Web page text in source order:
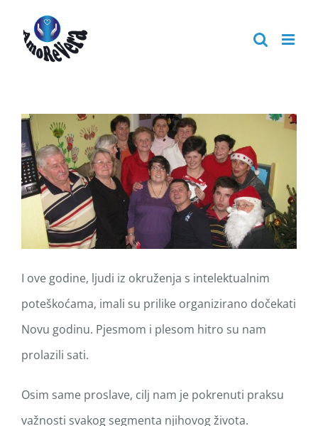
content
I ove godine, ljudi iz okruženja s intelektualnim
poteškoćama, imali su prilike organizirano dočekati
Novu godinu. Pjesmom i plesom hitro su nam
prolazili sati.
Osim same proslave, cilj nam je pokrenuti praksu
važnosti svakog segmenta njihovog života.